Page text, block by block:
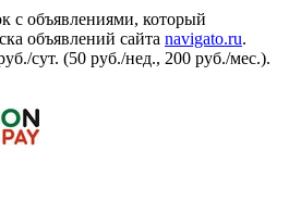
с объявлениями, который
объявлений сайта navigato.ru.
сут. (50 руб./нед., 200 руб./мес.).